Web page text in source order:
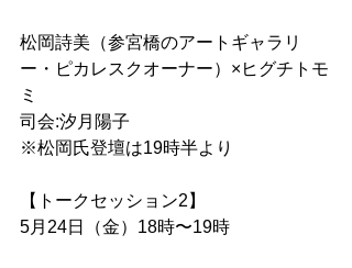
松岡詩美（参宮橋のアートギャラリ
ー・ピカレスクオーナー）×ヒグチトモ
ミ
司会:汐月陽子
※松岡氏登壇は19時半より
【トークセッション2】
5月24日（金）18時〜19時